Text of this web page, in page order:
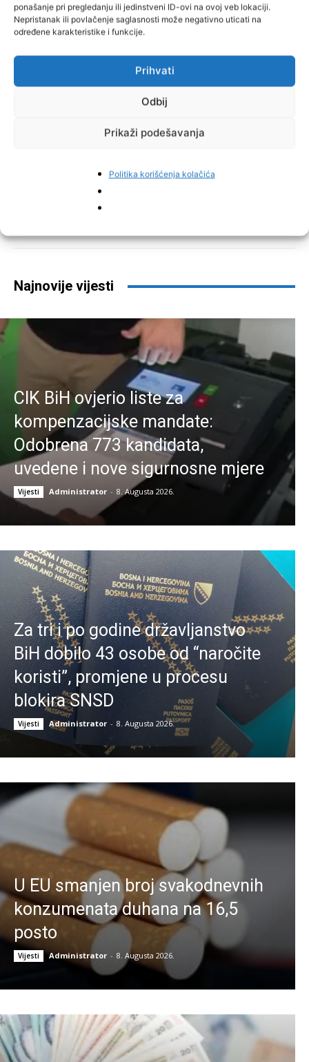
ponašanje pri pregledanju ili jedinstveni ID-ovi na ovoj veb lokaciji.
Nepristanak ili povlačenje saglasnosti može negativno uticati na
određene karakteristike i funkcije.
Prihvati
Odbij
Prikaži podešavanja
Politika korišćenja kolačića
Najnovije vijesti
CIK BiH ovjerio liste za
kompenzacijske mandate:
Odobrena 773 kandidata,
uvedene i nove sigurnosne mjere
Vijesti Administrator - 8. Augusta 2026.
Za tri i po godine državljanstvo
BiH dobilo 43 osobe od “naročite
koristi”, promjene u procesu
blokira SNSD
Vijesti Administrator - 8. Augusta 2026.
U EU smanjen broj svakodnevnih
konzumenata duhana na 16,5
posto
Vijesti Administrator - 8. Augusta 2026.